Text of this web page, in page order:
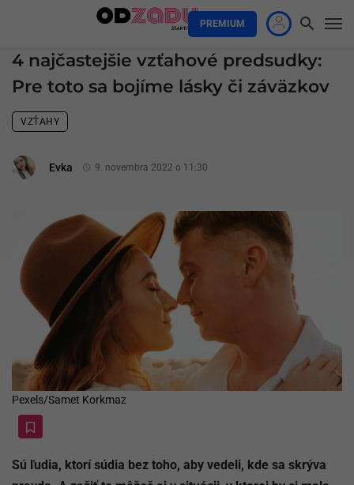
PREMIUM
4 najčastejšie vzťahové predsudky:
Pre toto sa bojíme lásky či záväzkov
VZŤAHY
Evka 9. novembra 2022 o 11:30
Pexels/Samet Korkmaz
Sú ľudia, ktorí súdia bez toho, aby vedeli, kde sa skrýva